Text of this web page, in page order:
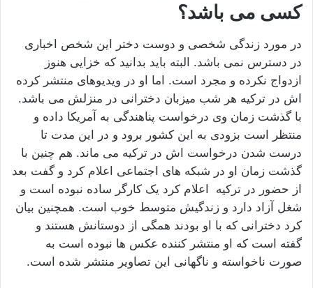
کسی می باشد؟
در مورد زندگی شخصی و دوست دختر این شخص اخباری
در دسترس نمی باشد. البته باید بدانید که خزایی هنوز
ازدواج نکرده و مجرد است. اما او در ویدیوهای منتشر کرده
اش در ترکیه هر شب میزبان دخترانی در منزلش می باشد.
با گذشت زمان وی درخواست پناهندگی به آمریکا داده و
منتظر است بزودی به این کشور برود و در این مدت تا
درست شدن درخواست اش در ترکیه می ماند. هم چنین با
گذشت زمان او در شبکه های اجتماعی اعلام کرد و گفت بعد
از حضور در ترکیه اعلام کرد یک کارگر ساده نبوده است و
شغل آزاد دارد و زندگیش متوسط خوب است. همچنین بیان
کرد دخترانی که با او بودند همگی از دوستانش هستند و
گفته است که او منتشر کننده عکس ها نبوده است به
صورت ناخواسته و ناگهانی این تصاویر منتشر شده است.